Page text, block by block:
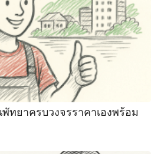
ทยาครบวงจรราคาเองพร้อม